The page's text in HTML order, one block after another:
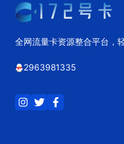
全网流量卡资源整合平台，
2963981335